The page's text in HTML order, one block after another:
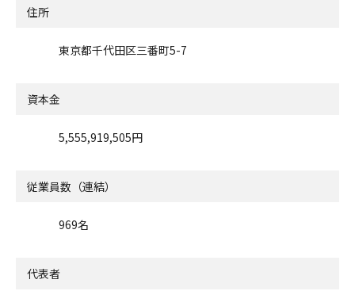
住所
東京都千代田区三番町5-7
資本金
5,555,919,505円
従業員数（連結）
969名
代表者